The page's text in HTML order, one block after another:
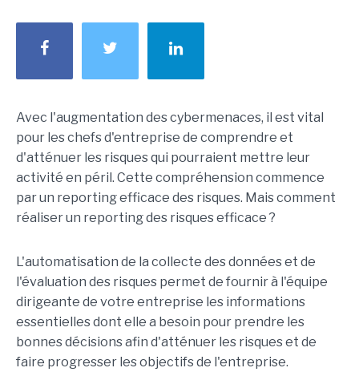
Avec l'augmentation des cybermenaces, il est vital
pour les chefs d'entreprise de comprendre et
d'atténuer les risques qui pourraient mettre leur
activité en péril. Cette compréhension commence
par un reporting efficace des risques. Mais comment
réaliser un reporting des risques efficace ?
L'automatisation de la collecte des données et de
l'évaluation des risques permet de fournir à l'équipe
dirigeante de votre entreprise les informations
essentielles dont elle a besoin pour prendre les
bonnes décisions afin d'atténuer les risques et de
faire progresser les objectifs de l'entreprise.